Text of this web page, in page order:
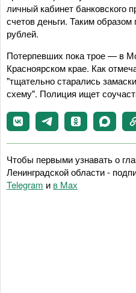
личный кабинет банковского
счетов деньги. Таким
рублей.
Потерпевших пока трое — в
Красноярском крае. Как
"тщательно старались
схему". Полиция ищет
Чтобы первыми узнавать о
Ленинградской области -
Telegram и в Maх